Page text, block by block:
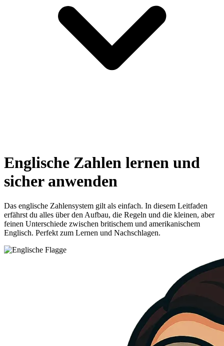
Englische Zahlen lernen und
sicher anwenden
Das englische Zahlensystem gilt als einfach. In diesem Leitfaden
erfährst du alles über den Aufbau, die Regeln und die kleinen, aber
feinen Unterschiede zwischen britischem und amerikanischem
Englisch. Perfekt zum Lernen und Nachschlagen.